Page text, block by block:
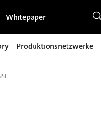
Whitepaper
Produktionsnetzwerke